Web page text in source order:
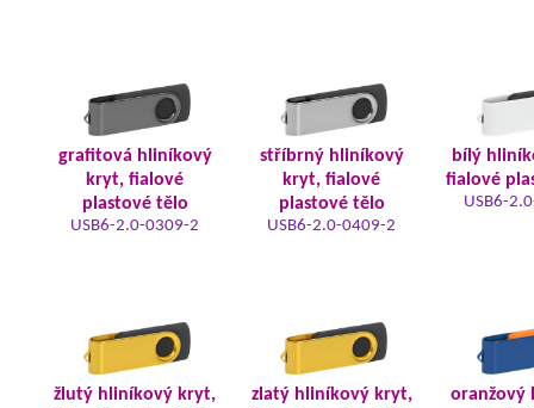
grafitová hliníkový
kryt, fialové
plastové tělo
USB6-2.0-0309-2
stříbrný hliníkový
kryt, fialové
plastové tělo
USB6-2.0-0409-2
bílý
fialové
USB6-
žlutý hliníkový kryt,
zlatý hliníkový kryt,
oranžový